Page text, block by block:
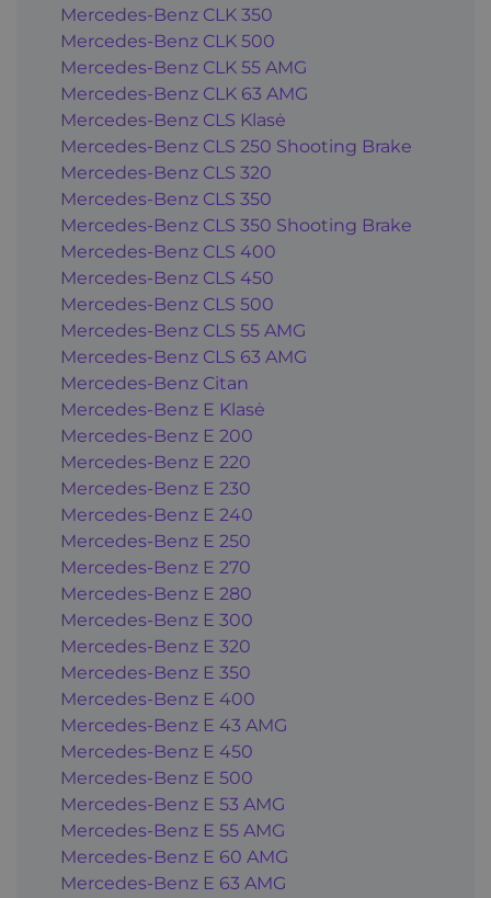
Mercedes-Benz CLK 350
Mercedes-Benz CLK 500
Mercedes-Benz CLK 55 AMG
Mercedes-Benz CLK 63 AMG
Mercedes-Benz CLS Klasė
Mercedes-Benz CLS 250 Shooting Brake
Mercedes-Benz CLS 320
Mercedes-Benz CLS 350
Mercedes-Benz CLS 350 Shooting Brake
Mercedes-Benz CLS 400
Mercedes-Benz CLS 450
Mercedes-Benz CLS 500
Mercedes-Benz CLS 55 AMG
Mercedes-Benz CLS 63 AMG
Mercedes-Benz Citan
Mercedes-Benz E Klasė
Mercedes-Benz E 200
Mercedes-Benz E 220
Mercedes-Benz E 230
Mercedes-Benz E 240
Mercedes-Benz E 250
Mercedes-Benz E 270
Mercedes-Benz E 280
Mercedes-Benz E 300
Mercedes-Benz E 320
Mercedes-Benz E 350
Mercedes-Benz E 400
Mercedes-Benz E 43 AMG
Mercedes-Benz E 450
Mercedes-Benz E 500
Mercedes-Benz E 53 AMG
Mercedes-Benz E 55 AMG
Mercedes-Benz E 60 AMG
Mercedes-Benz E 63 AMG